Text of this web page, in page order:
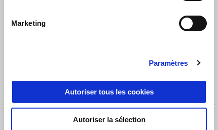
Marketing
Paramètres
Autoriser tous les cookies
Autoriser la sélection